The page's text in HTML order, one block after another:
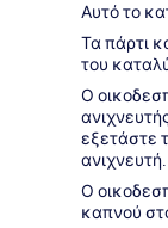
Αυτό το
Τα πάρτι
του
Ο
εξετάστε
ανιχνευτή.
Ο
καπνού